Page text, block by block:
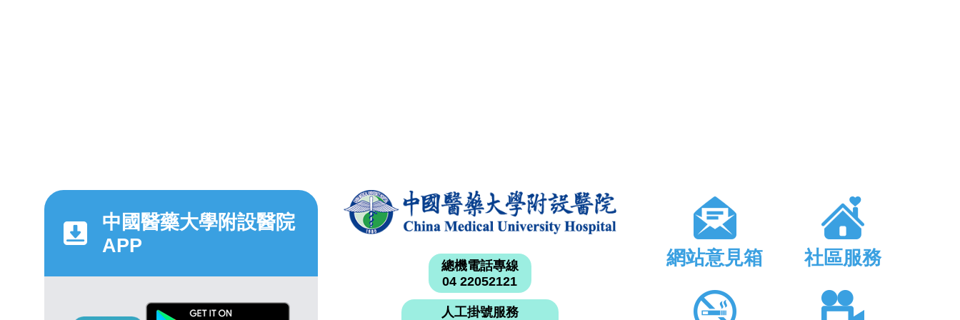
中國醫藥大學附設醫院
APP
總機電話專線
04 22052121
人工掛號服務
網站意見箱 社區服務